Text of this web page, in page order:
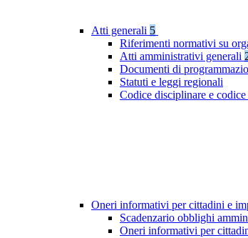
Atti generali 5
Riferimenti normativi su
Atti amministrativi generali
Documenti di
Statuti e leggi regionali
Codice disciplinare e
Oneri informativi per cittadini e
Scadenzario obblighi
Oneri informativi per